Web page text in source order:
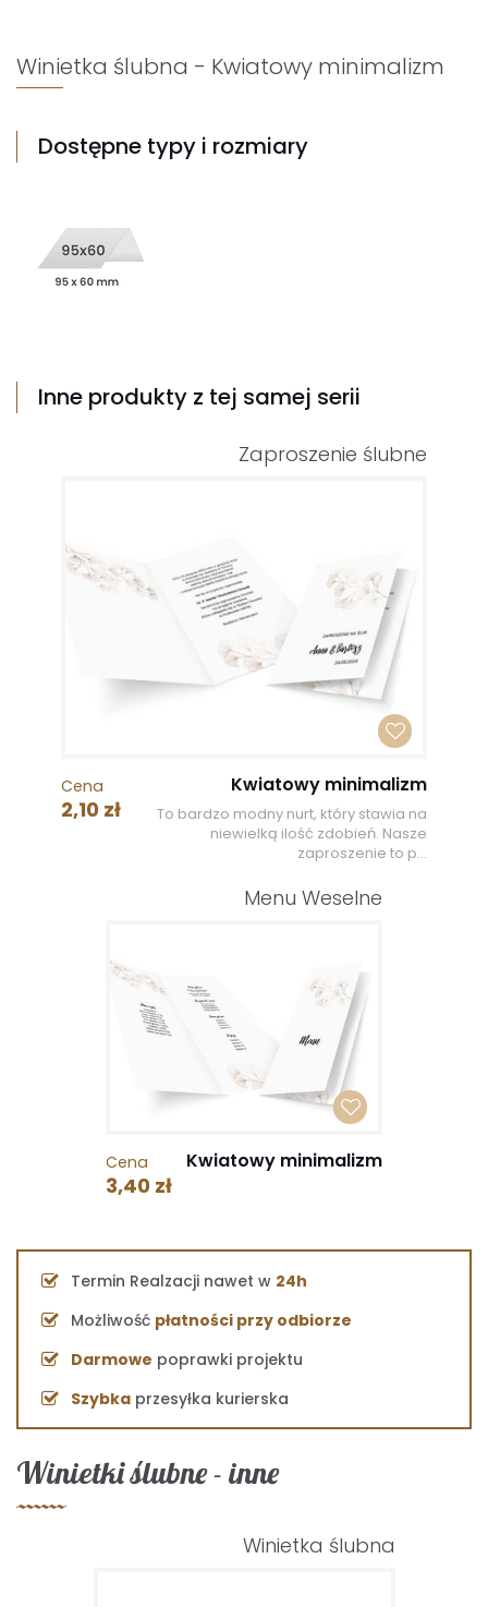
Winietka ślubna - Kwiatowy minimalizm
Dostępne typy i rozmiary
Winietki ślubne - inne
Winietka ślubna
Inne produkty z tej samej serii
Zaproszenie ślubne
Cena
2,10 zł
Kwiatowy minimalizm
To bardzo modny nurt, który stawia na
niewielką ilość zdobień. Nasze
zaproszenie to p...
Menu Weselne
Cena
3,40 zł
Kwiatowy minimalizm
Termin Realzacji nawet w 24h
Możliwość płatności przy odbiorze
Darmowe poprawki projektu
Szybka przesyłka kurierska